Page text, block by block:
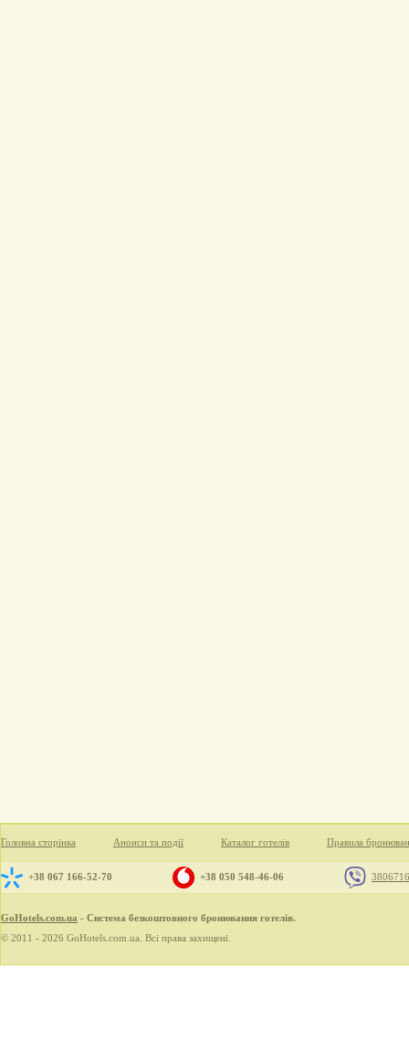
Головна сторінка Анонси та події Каталог готелів Правила
+38 067 166-52-70 +38 050 548-46-06
GoHotels.com.ua - Система безкоштовного бронювання готелів.
© 2011 - 2026 GoHotels.com.ua. Всі права захищені.